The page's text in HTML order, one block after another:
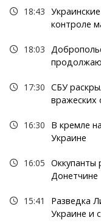
18:43
контроле
18:03
17:30 СБУ
вражеских
16:30
В кремле
Украине
16:05 Оккупанты
Донетчине
15:41
Разведка
Украине и